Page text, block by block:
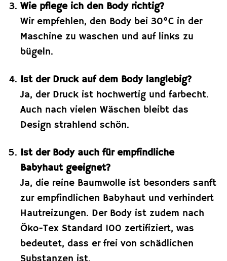
Wie pflege ich den Body richtig?
Wir empfehlen, den Body bei 30°C in der
Maschine zu waschen und auf links zu
bügeln.
Ist der Druck auf dem Body langlebig?
Ja, der Druck ist hochwertig und farbecht.
Auch nach vielen Wäschen bleibt das
Design strahlend schön.
Ist der Body auch für empfindliche
Babyhaut geeignet?
Ja, die reine Baumwolle ist besonders sanft
zur empfindlichen Babyhaut und verhindert
Hautreizungen. Der Body ist zudem nach
Öko-Tex Standard 100 zertifiziert, was
bedeutet, dass er frei von schädlichen